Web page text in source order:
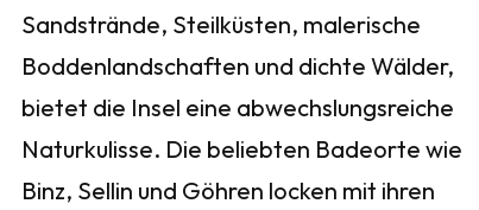
Sandstrände, Steilküsten, malerische
Boddenlandschaften und dichte Wälder,
bietet die Insel eine abwechslungsreiche
Naturkulisse. Die beliebten Badeorte wie
Binz, Sellin und Göhren locken mit ihren